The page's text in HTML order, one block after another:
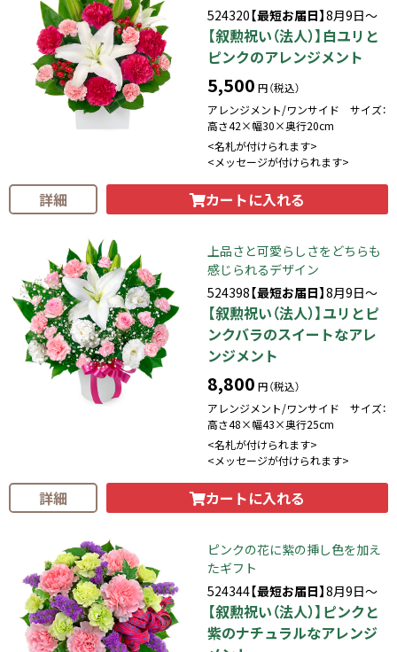
524320【最短お届日】8月9日～
【叙勲祝い（法人）】白ユリと
ピンクのアレンジメント
5,500 円（税込）
アレンジメント/ワンサイド サイズ：
高さ42×幅30×奥行20cm
<名札が付けられます>
<メッセージが付けられます>
詳細 カートに入れる
上品さと可愛らしさをどちらも
感じられるデザイン
524398【最短お届日】8月9日～
【叙勲祝い（法人）】ユリとピ
ンクバラのスイートなアレ
ンジメント
8,800 円（税込）
アレンジメント/ワンサイド サイズ：
高さ48×幅43×奥行25cm
<名札が付けられます>
<メッセージが付けられます>
詳細 カートに入れる
ピンクの花に紫の挿し色を加え
たギフト
524344【最短お届日】8月9日～
【叙勲祝い（法人）】ピンクと
紫のナチュラルなアレンジ